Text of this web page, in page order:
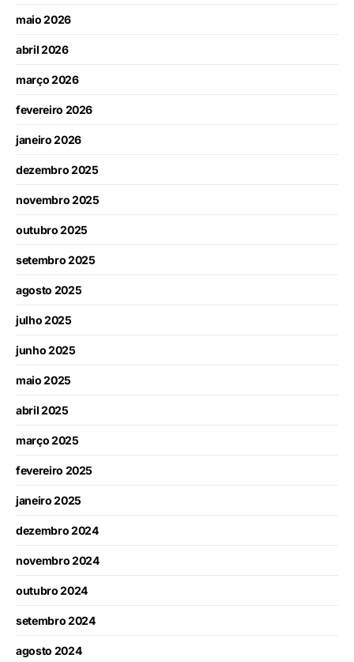
maio 2026
abril 2026
março 2026
fevereiro 2026
janeiro 2026
dezembro 2025
novembro 2025
outubro 2025
setembro 2025
agosto 2025
julho 2025
junho 2025
maio 2025
abril 2025
março 2025
fevereiro 2025
janeiro 2025
dezembro 2024
novembro 2024
outubro 2024
setembro 2024
agosto 2024